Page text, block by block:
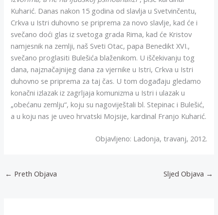
Kuharić. Danas nakon 15 godina od slavlja u Svetvinčentu,
Crkva u Istri duhovno se priprema za novo slavlje, kad će i
svečano doći glas iz svetoga grada Rima, kad će Kristov
namjesnik na zemlji, naš Sveti Otac, papa Benedikt XVI.,
svečano proglasiti Bulešića blaženikom. U iščekivanju tog
dana, najznačajnijeg dana za vjernike u Istri, Crkva u Istri
duhovno se priprema za taj čas. U tom događaju gledamo
konačni izlazak iz zagrljaja komunizma u Istri i ulazak u
„obećanu zemlju“, koju su nagoviještali bl. Stepinac i Bulešić,
a u koju nas je uveo hrvatski Mojsije, kardinal Franjo Kuharić.
Objavljeno: Ladonja, travanj, 2012.
← Preth Objava Sljed Objava →